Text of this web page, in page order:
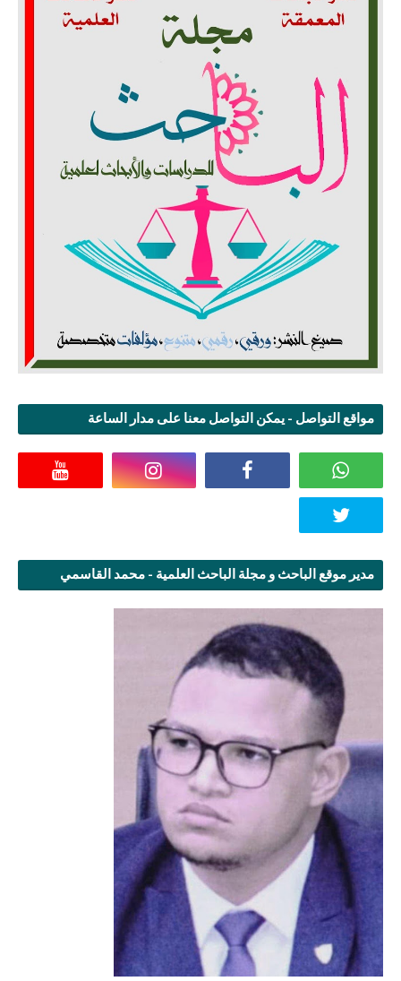
مواقع التواصل - يمكن التواصل معنا على مدار الساعة
مدير موقع الباحث و مجلة الباحث العلمية - محمد القاسمي